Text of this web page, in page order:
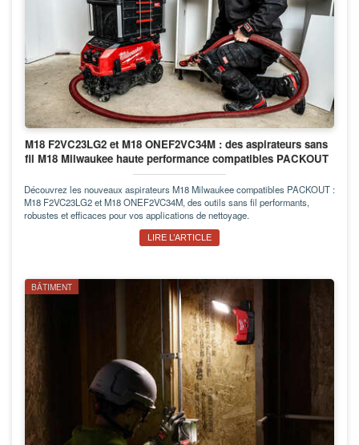
M18 F2VC23LG2 et M18 ONEF2VC34M : des aspirateurs sans
fil M18 Milwaukee haute performance compatibles PACKOUT
Découvrez les nouveaux aspirateurs M18 Milwaukee compatibles PACKOUT :
M18 F2VC23LG2 et M18 ONEF2VC34M, des outils sans fil performants,
robustes et efficaces pour vos applications de nettoyage.
LIRE L’ARTICLE
BÂTIMENT